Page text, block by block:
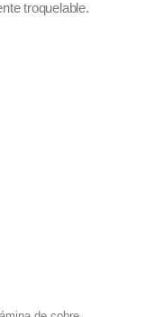
troquelable.